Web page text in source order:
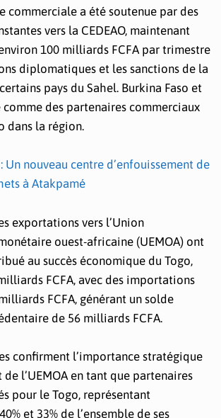
commerciale a été soutenue par des
vers la CEDEAO, maintenant
100 milliards FCFA par trimestre
diplomatiques et les sanctions de la
pays du Sahel. Burkina Faso et
des partenaires commerciaux
dans la région.
Un nouveau centre d’enfouissement de
à Atakpamé
exportations vers l’Union
ouest-africaine (UEMOA) ont
au succès économique du Togo,
FCFA, avec des importations
FCFA, générant un solde
de 56 milliards FCFA.
confirment l’importance stratégique
de l’UEMOA en tant que partenaires
pour le Togo, représentant
et 33% de l’ensemble de ses